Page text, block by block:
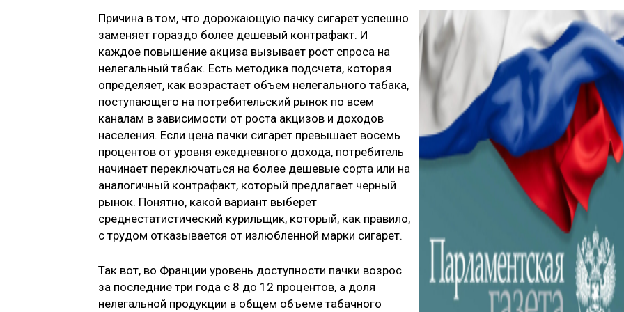
Причина в том, что дорожающую пачку сигарет успешно
заменяет гораздо более дешевый контрафакт. И
каждое повышение акциза вызывает рост спроса на
нелегальный табак. Есть методика подсчета, которая
определяет, как возрастает объем нелегального табака,
поступающего на потребительский рынок по всем
каналам в зависимости от роста акцизов и доходов
населения. Если цена пачки сигарет превышает восемь
процентов от уровня ежедневного дохода, потребитель
начинает переключаться на более дешевые сорта или на
аналогичный контрафакт, который предлагает черный
рынок. Понятно, какой вариант выберет
среднестатистический курильщик, который, как правило,
с трудом отказывается от излюбленной марки сигарет.
Так вот, во Франции уровень доступности пачки возрос
за последние три года с 8 до 12 процентов, а доля
нелегальной продукции в общем объеме табачного